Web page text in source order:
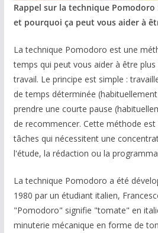
Rappel sur la technique Pomodoro
et pourquoi ça peut vous aider à
La technique Pomodoro est une
temps qui peut vous aider à être
travail. Le principe est simple :
de temps déterminée
prendre une courte pause
de recommencer. Cette méthode
tâches qui nécessitent une
l'étude, la rédaction ou la
La technique Pomodoro a été
1980 par un étudiant italien,
"Pomodoro" signifie "tomate" en
minuterie mécanique en forme de